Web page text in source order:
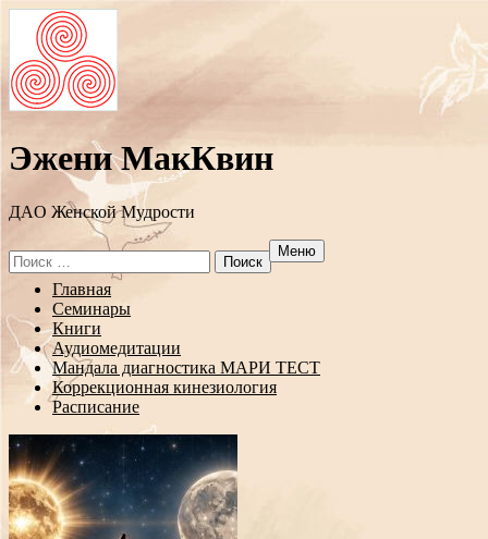
Эжени МакКвин
ДAO Женской Мудрости
Search
for:
Меню
Перейти
содержанию
Главная
Семинары
Книги
Аудиомедитации
Мандала диагностика МАРИ ТЕСТ
Коррекционная кинезиология
Расписание